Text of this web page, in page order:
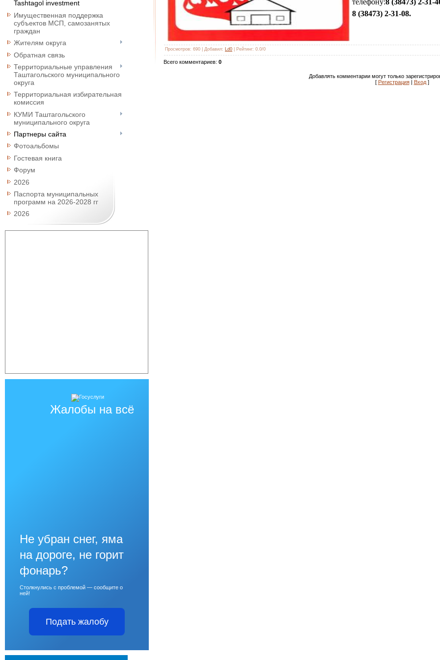
Tashtagol investment
Имущественная поддержка
субъектов МСП, самозанятых
граждан
Жителям округа
Обратная связь
Территориальные управления
Таштагольского муниципального
округа
Территориальная избирательная
комиссия
КУМИ Таштагольского
муниципального округа
Партнеры сайта
Фотоальбомы
Гостевая книга
Форум
2026
Паспорта муниципальных
программ на 2026-2028 гг
2026
Жалобы на всё
Не убран снег, яма
на дороге, не горит
фонарь?
Столкнулись с проблемой — сообщите о
ней!
Подать жалобу
телефону:8 (38473) 2-31-
8 (38473) 2-31-08.
Просмотров: 690 Добавил: Ld0 Рейтинг: 0.0/0
Всего комментариев: 0
Добавлять комментарии могут только
[ Регистрация| Вход]